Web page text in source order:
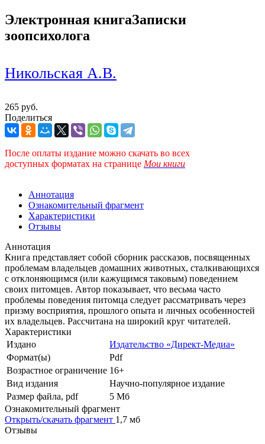
Электронная книгаЗаписки
зоопсихолога
Никольская А.В.
265 руб.
Поделиться
После оплаты издание можно скачать во всех
доступных форматах на странице Мои книги
Аннотация
Ознакомительный фрагмент
Характеристики
Отзывы
Аннотация
Книга представляет собой сборник рассказов, посвященных
проблемам владельцев домашних животных, сталкивающихся
с отклоняющимся (или кажущимся таковым) поведением
своих питомцев. Автор показывает, что весьма часто
проблемы поведения питомца следует рассматривать через
призму восприятия, прошлого опыта и личных особенностей
их владельцев. Рассчитана на широкий круг читателей.
Характеристики
Издано
Издательство «Директ-Медиа»
Формат(ы)
Pdf
Возрастное ограничение 16+
Вид издания
Научно-популярное издание
Размер файла, pdf
5 Mб
Ознакомительный фрагмент
Открыть/скачать фрагмент 1,7 мб
Отзывы